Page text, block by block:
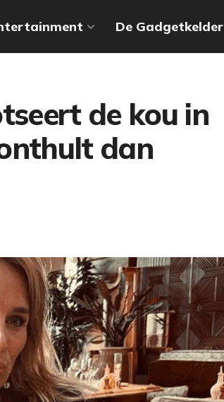
De Gadgetkelder
de kou in
dan